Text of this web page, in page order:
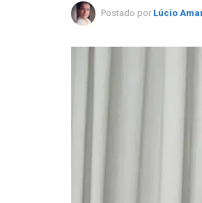
Postado por Lúcio